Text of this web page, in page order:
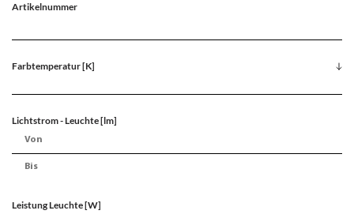
Artikelnummer
Farbtemperatur [K]
Lichtstrom - Leuchte [lm]
Leistung Leuchte [W]